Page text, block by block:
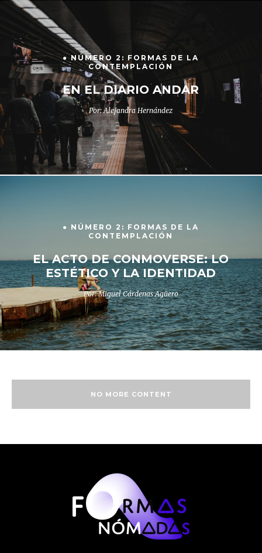
● NÚMERO 2: FORMAS DE LA
CONTEMPLACIÓN
EN EL DIARIO ANDAR
Por: Alejandra Hernández
● NÚMERO 2: FORMAS DE LA
CONTEMPLACIÓN
EL ACTO DE CONMOVERSE: LO
ESTÉTICO Y LA IDENTIDAD
Por: Miguel Cárdenas Agüero
NO MORE CONTENT